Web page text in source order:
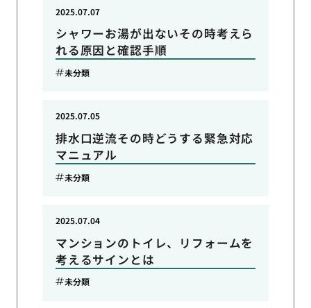
シャワーお湯が出ないその時考えら
れる原因と確認手順
2025.07.07
未分類
排水口逆流その時どうする緊急対応
マニュアル
2025.07.05
未分類
マンションのトイレ、リフォームを
考えるサインとは
2025.07.04
未分類